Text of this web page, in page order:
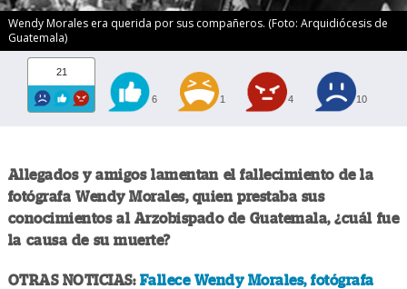
Wendy Morales era querida por sus compañeros. (Foto: Arquidiócesis de
Guatemala)
21
6 1 4 10
Allegados y amigos lamentan el fallecimiento de la
fotógrafa Wendy Morales, quien prestaba sus
conocimientos al Arzobispado de Guatemala, ¿cuál fue
la causa de su muerte?
OTRAS NOTICIAS: Fallece Wendy Morales, fotógrafa